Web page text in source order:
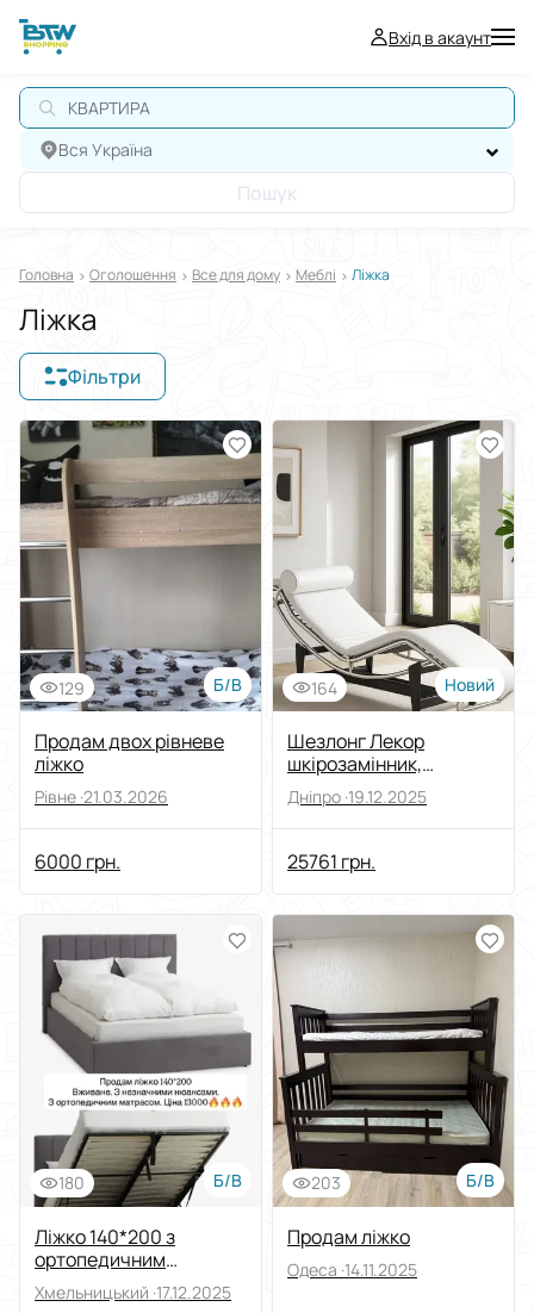
Вхід в акаунт
Вся Україна
Пошук
Головна Оголошення Все для дому Меблі Ліжка
Ліжка
Фільтри
Відображати в $€
Сортувати за
Виберіть групу категорій
Все для дому
Виберіть категорію
Меблі
Виберіть підкатегорію
Ліжка
Ціна
Від До
Стан
Застосувати
Скинути все
129 Б/В
Продам двох рівневе
ліжко
Рівне ·21.03.2026
6000 грн.
164 Новий
Шезлонг Лекор
шкірозамінник,
нержавіюча сталь,
білий
Дніпро ·19.12.2025
25761 грн.
180 Б/В
Ліжко 140*200 з
ортопедичним
матрасом
Хмельницький ·17.12.2025
203 Б/В
Продам ліжко
Одеса ·14.11.2025